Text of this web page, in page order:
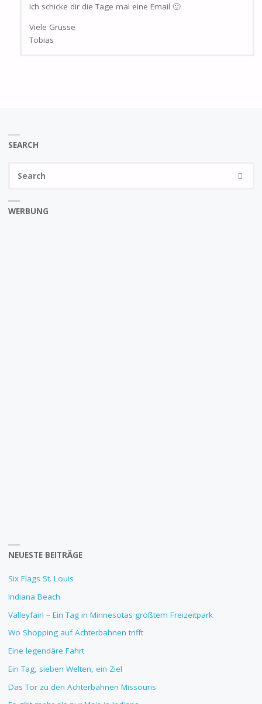
Ich schicke dir die Tage mal eine Email 🙂
Viele Grüsse
Tobias
SEARCH
WERBUNG
NEUESTE BEITRÄGE
Six Flags St. Louis
Indiana Beach
Valleyfair! – Ein Tag in Minnesotas größtem Freizeitpark
Wo Shopping auf Achterbahnen trifft
Eine legendäre Fahrt
Ein Tag, sieben Welten, ein Ziel
Das Tor zu den Achterbahnen Missouris